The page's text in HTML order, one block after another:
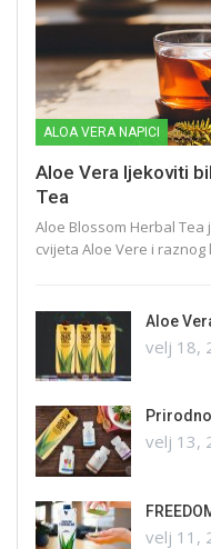
ALOA VERA NAPICI
Aloe Vera ljekoviti
Tea
Aloe Blossom Herbal
cvijeta Aloe Vere i
Aloe
velj 18,
Prirodno
velj 13,
velj 11,